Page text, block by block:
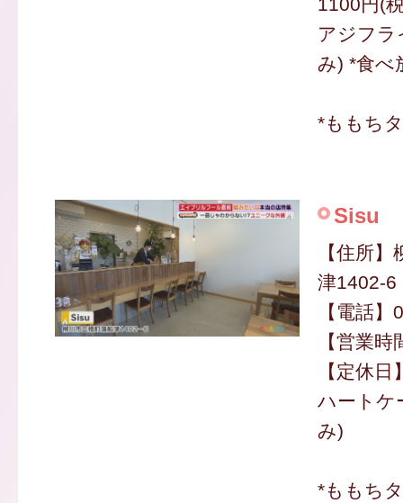
アジフラ
み) *食べ
*ももち
Sisu
【住所
津1402-6
【電話
【営業
【定休
ハートケ
み)
*ももち